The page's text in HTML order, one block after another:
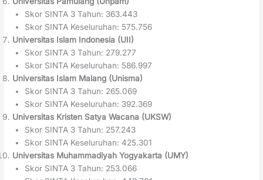
Skor SINTA 3 Tahun: 363.443
Skor SINTA Keseluruhan: 575.756
Universitas Islam Indonesia (UII)
Skor SINTA 3 Tahun: 279.277
Skor SINTA Keseluruhan: 586.997
Universitas Islam Malang (Unisma)
Skor SINTA 3 Tahun: 265.069
Skor SINTA Keseluruhan: 392.369
Universitas Kristen Satya Wacana (UKSW)
Skor SINTA 3 Tahun: 257.243
Skor SINTA Keseluruhan: 425.301
Universitas Muhammadiyah Yogyakarta (UMY)
Skor SINTA 3 Tahun: 253.066